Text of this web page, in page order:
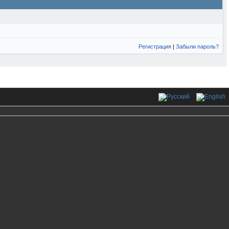
Регистрация | Забыли пароль?